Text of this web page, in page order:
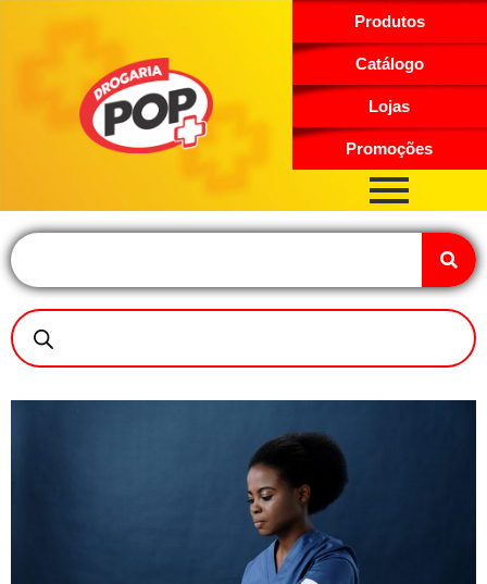
Produtos
Catálogo
Lojas
Promoções